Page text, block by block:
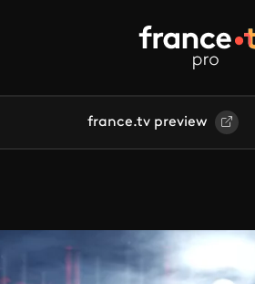
france.tv preview